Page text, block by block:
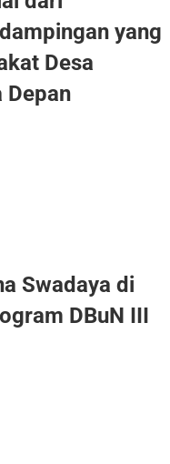
yang
Desa
Depan
Swadaya di
DBuN III